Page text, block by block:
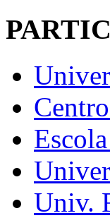
Univ.